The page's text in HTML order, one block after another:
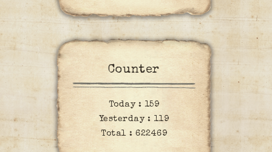
Counter
Today : 159
Yesterday : 119
Total : 622469